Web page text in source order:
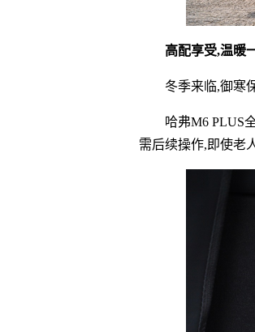
高配享受,温暖
冬季来临,御寒
哈弗M6 PLUS
需后续操作,即使老